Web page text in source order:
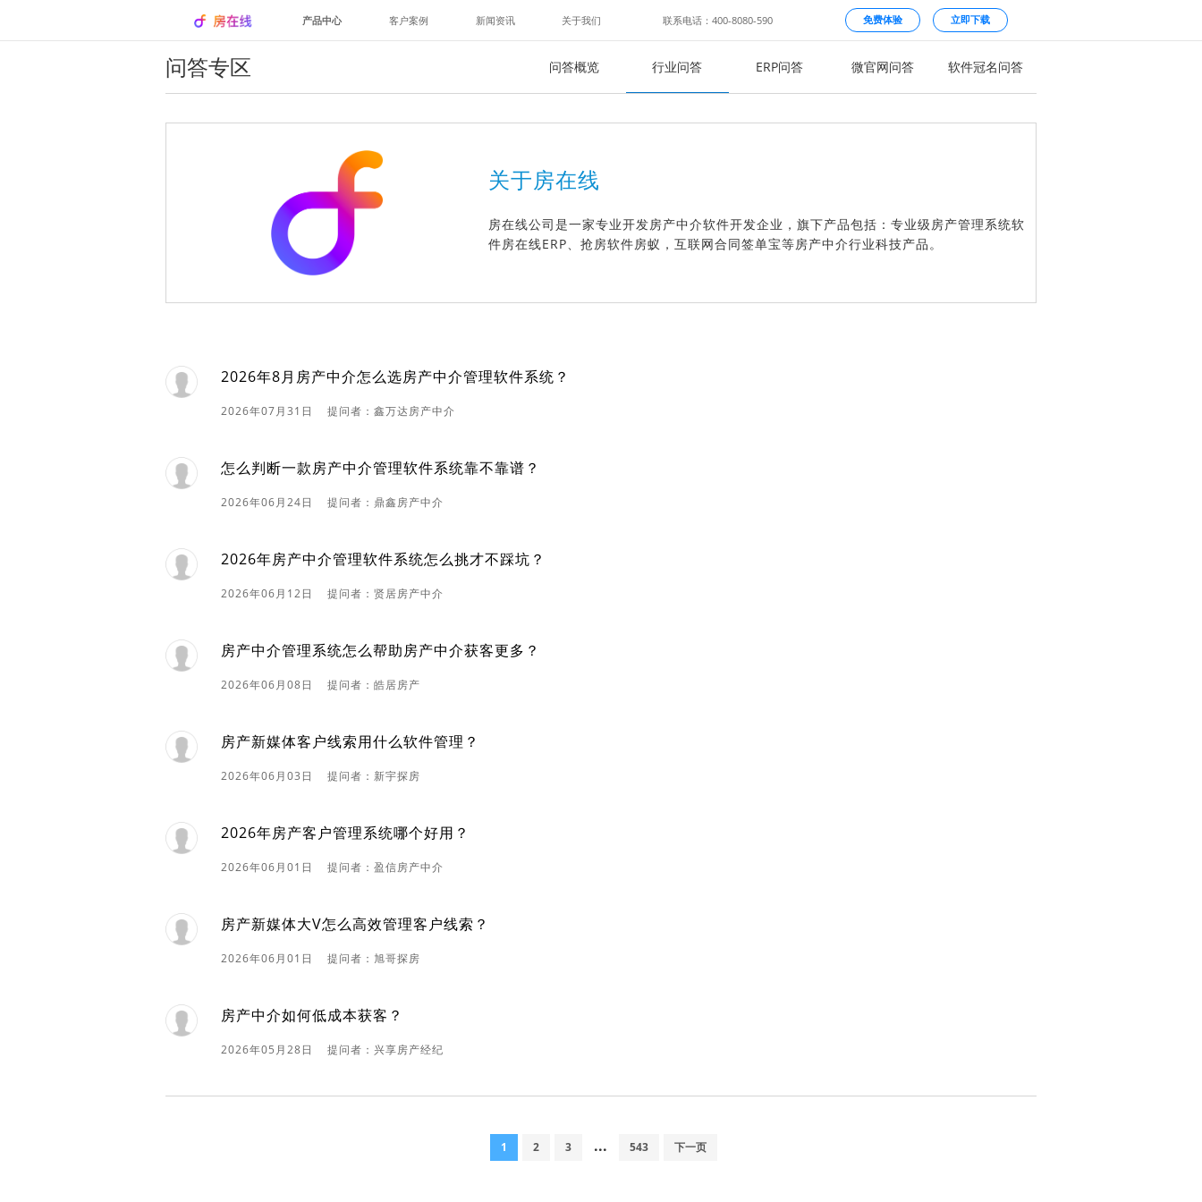
产品中心 客户案例 新闻资讯 关于我们 联系电话：400-8080-590 免费体验 立即下载
问答专区 问答概览 行业问答 ERP问答 微官网问答 软件冠名问答
关于房在线
房在线公司是一家专业开发房产中介软件开发企业，旗下产品包括：专业级房产管理系统软
件房在线ERP、抢房软件房蚁，互联网合同签单宝等房产中介行业科技产品。
2026年8月房产中介怎么选房产中介管理软件系统？
2026年07月31日 提问者：鑫万达房产中介
怎么判断一款房产中介管理软件系统靠不靠谱？
2026年06月24日 提问者：鼎鑫房产中介
2026年房产中介管理软件系统怎么挑才不踩坑？
2026年06月12日 提问者：贤居房产中介
房产中介管理系统怎么帮助房产中介获客更多？
2026年06月08日 提问者：皓居房产
房产新媒体客户线索用什么软件管理？
2026年06月03日 提问者：新宇探房
2026年房产客户管理系统哪个好用？
2026年06月01日 提问者：盈信房产中介
房产新媒体大V怎么高效管理客户线索？
2026年06月01日 提问者：旭哥探房
房产中介如何低成本获客？
2026年05月28日 提问者：兴享房产经纪
1 2 3 ... 543 下一页